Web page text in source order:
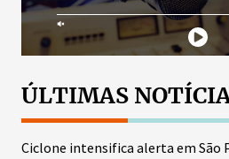
ÚLTIMAS
Ciclone intensifica alerta em São